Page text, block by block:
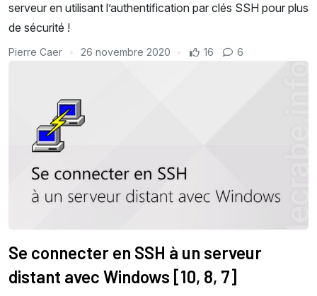
serveur en utilisant l’authentification par clés SSH pour plus
de sécurité !
Pierre Caer 26 novembre 2020 16 6
Se connecter en SSH à un serveur
distant avec Windows [10, 8, 7]